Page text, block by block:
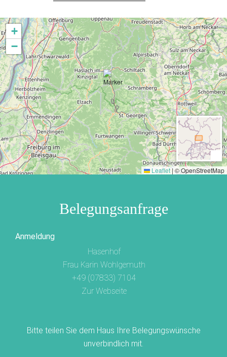
+
−
Leaflet|© OpenStreetMap
Belegungsanfrage
Anmeldung
Hasenhof
Frau Karin Wohlgemuth
+49 (07833) 7104
Zur Webseite
Bitte teilen Sie dem Haus Ihre Belegungswünsche
unverbindlich mit.